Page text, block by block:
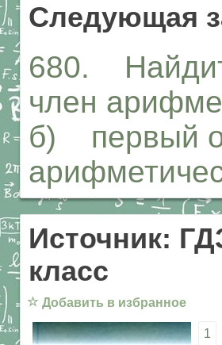
Следующая
680.
член
б) первый
Источник:
класс
☆ Добавить в избранное
1